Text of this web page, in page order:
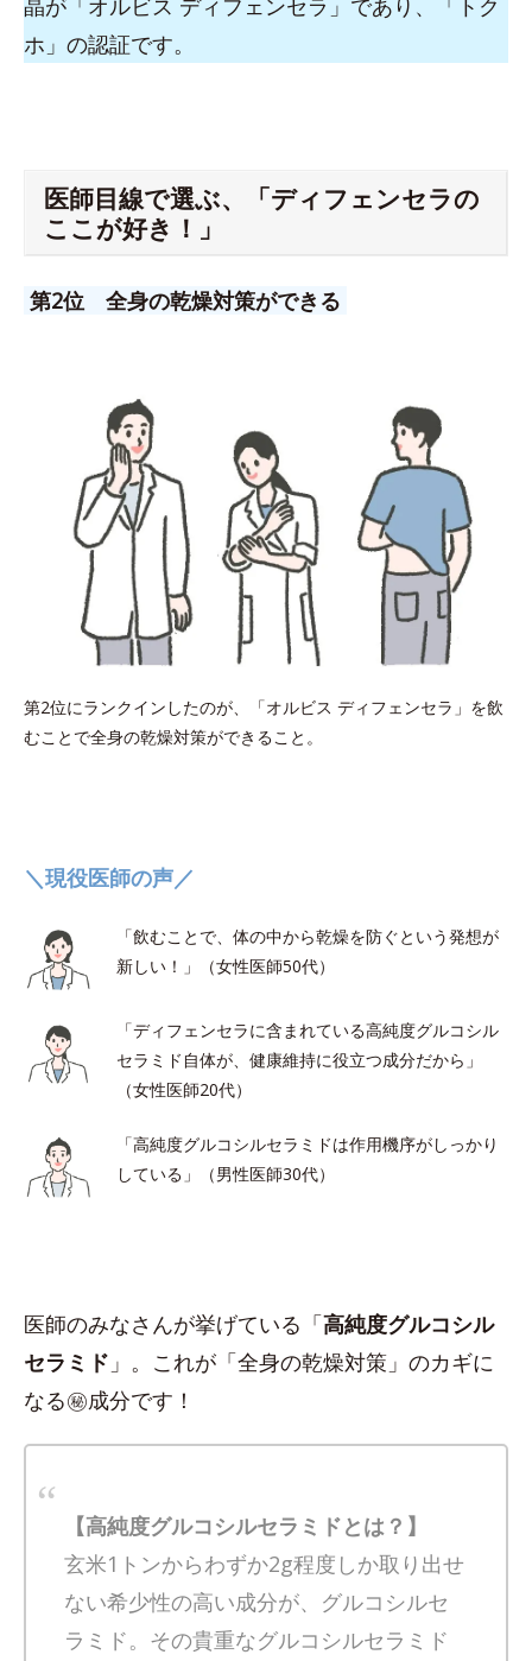
晶が「オルビス ディフェンセラ」であり、「トク
ホ」の認証です。
医師目線で選ぶ、「ディフェンセラの
ここが好き！」
第2位 全身の乾燥対策ができる
第2位にランクインしたのが、「オルビス ディフェンセラ」を飲
むことで全身の乾燥対策ができること。
＼現役医師の声／
「飲むことで、体の中から乾燥を防ぐという発想が
新しい！」（女性医師50代）
「ディフェンセラに含まれている高純度グルコシル
セラミド自体が、健康維持に役立つ成分だから」
（女性医師20代）
「高純度グルコシルセラミドは作用機序がしっかり
している」（男性医師30代）
医師のみなさんが挙げている「高純度グルコシル
セラミド 」。これが「全身の乾燥対策」のカギに
なる㊙︎成分です！
【高純度グルコシルセラミドとは？】
玄米1トンからわずか2g程度しか取り出せ
ない希少性の高い成分が、グルコシルセ
ラミド。その貴重なグルコシルセラミド